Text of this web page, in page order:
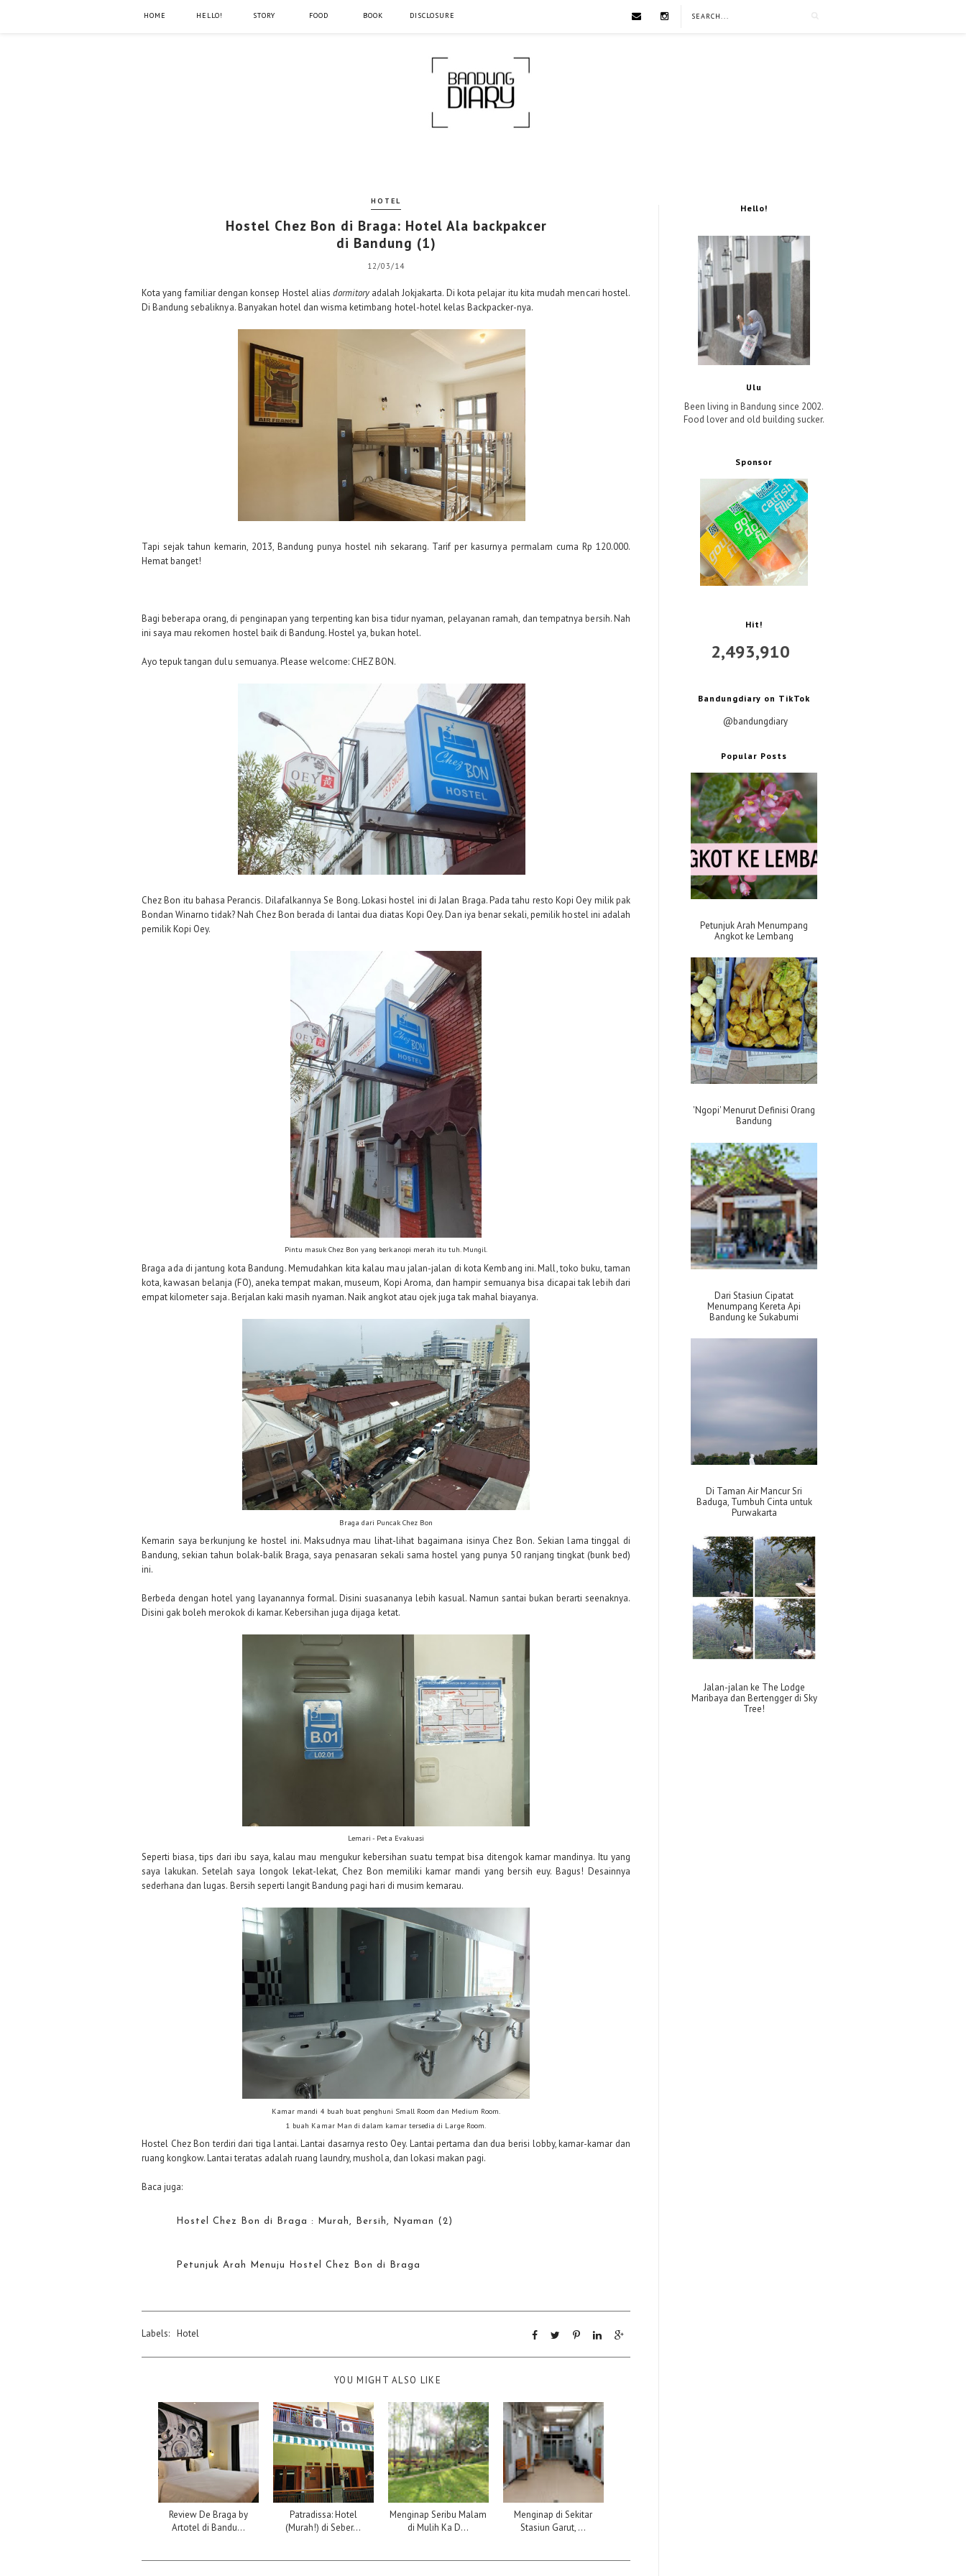
HOME HELLO! STORY FOOD BOOK DISCLOSURE
HOTEL
Hostel Chez Bon di Braga: Hotel Ala backpakcer
di Bandung (1)
12/03/14
Kota yang familiar dengan konsep Hostel aliasdormitoryadalah Jokjakarta. Di kota pelajar itu kita mudah mencari hostel.
Di Bandung sebaliknya. Banyakan hotel dan wisma ketimbang hotel-hotel kelas Backpacker-nya.
Tapi sejak tahun kemarin, 2013, Bandung punya hostel nih sekarang. Tarif per kasurnya permalam cuma Rp 120.000.
Hemat banget!
Bagi beberapa orang, di penginapan yang terpenting kan bisa tidur nyaman, pelayanan ramah, dan tempatnya bersih. Nah
ini saya mau rekomen hostel baik di Bandung. Hostel ya, bukan hotel.
Ayo tepuk tangan dulu semuanya. Please welcome: CHEZ BON.
Chez Bon itu bahasa Perancis. Dilafalkannya Se Bong. Lokasi hostel ini di Jalan Braga. Pada tahu resto Kopi Oey milik pak
Bondan Winarno tidak?Nah Chez Bon berada di lantai dua diatas Kopi Oey. Dan iya benar sekali, pemilik hostel ini adalah
pemilik Kopi Oey.
Pintu masuk Chez Bon yang berkanopi merah itu tuh. Mungil.
Braga ada di jantung kota Bandung. Memudahkan kita kalau mau jalan-jalan di kota Kembang ini. Mall, toko buku, taman
kota, kawasan belanja (FO), aneka tempat makan, museum, Kopi Aroma, dan hampir semuanya bisa dicapai tak lebih dari
empat kilometer saja. Berjalan kaki masih nyaman. Naik angkot atau ojek juga tak mahal biayanya.
Braga dari Puncak Chez Bon
Kemarin saya berkunjung ke hostel ini. Maksudnya mau lihat-lihat bagaimana isinya Chez Bon. Sekian lama tinggal di
Bandung, sekian tahun bolak-balik Braga, saya penasaran sekali sama hostel yang punya 50 ranjang tingkat (bunk bed)
ini.
Berbeda dengan hotel yang layanannya formal. Disini suasananya lebih kasual. Namun santai bukan berarti seenaknya.
Disini gak boleh merokok di kamar. Kebersihan juga dijaga ketat.
Lemari - Peta Evakuasi
Seperti biasa, tips dari ibu saya, kalau mau mengukur kebersihan suatu tempat bisa ditengok kamar mandinya. Itu yang
saya lakukan. Setelah saya longok lekat-lekat, Chez Bon memiliki kamar mandi yang bersih euy. Bagus! Desainnya
sederhana dan lugas. Bersih seperti langit Bandung pagi hari di musim kemarau.
Kamar mandi 4 buah buat penghuni Small Room dan Medium Room.
1 buah Kamar Man di dalam kamar tersedia di Large Room.
Hostel Chez Bon terdiri dari tiga lantai. Lantai dasarnya resto Oey. Lantai pertama dan dua berisi lobby, kamar-kamar dan
ruang kongkow. Lantai teratas adalah ruang laundry, mushola, dan lokasi makan pagi.
Baca juga:
Hostel Chez Bon di Braga : Murah, Bersih, Nyaman (2)
Petunjuk Arah Menuju Hostel Chez Bon di Braga
Labels: Hotel
YOU MIGHT ALSO LIKE
Review De Braga by
Artotel di Bandu...
Patradissa: Hotel
(Murah!) di Seber...
Menginap Seribu Malam
di Mulih Ka D...
Menginap di Sekitar
Stasiun Garut, ...
Hello!
Ulu
Been living in Bandung since 2002.
Food lover and old building sucker.
Sponsor
Hit!
2,493,910
Bandungdiary on TikTok
@bandungdiary
Popular Posts
Petunjuk Arah Menumpang
Angkot ke Lembang
'Ngopi' Menurut Definisi Orang
Bandung
Dari Stasiun Cipatat
Menumpang Kereta Api
Bandung ke Sukabumi
Di Taman Air Mancur Sri
Baduga, Tumbuh Cinta untuk
Purwakarta
Jalan-jalan ke The Lodge
Maribaya dan Bertengger di Sky
Tree!